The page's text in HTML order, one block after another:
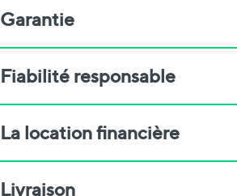
Garantie
Fiabilité responsable
La location financière
Livraison